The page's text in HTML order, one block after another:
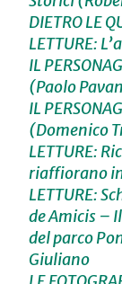
DIETRO LE
LETTURE:
IL
(Paolo
IL
(Domenico
LETTURE:
riaffiorano
LETTURE:
de Amicis –
del parco
Giuliano